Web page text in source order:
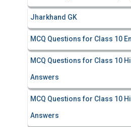
Jharkhand GK
MCQ Questions for Class 10
MCQ Questions for Class 10
Answers
MCQ Questions for Class 10
Answers